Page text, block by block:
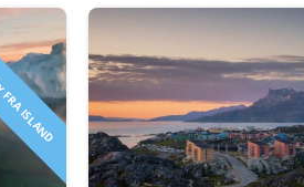
ISLAND